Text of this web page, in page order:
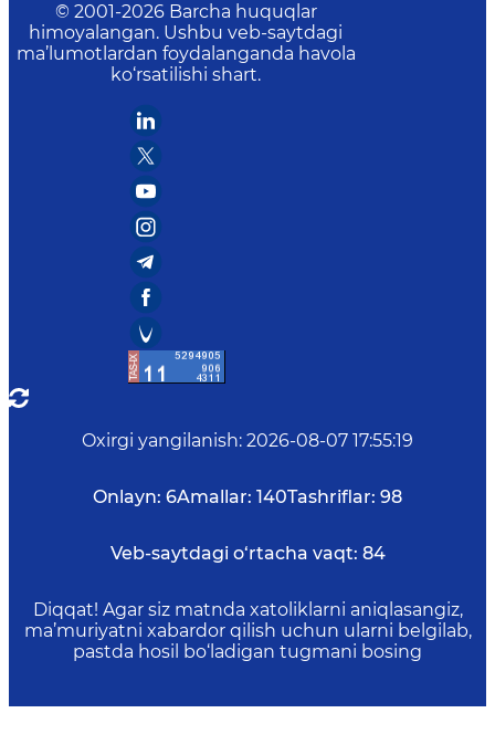
© 2001-2026 Barcha huquqlar
himoyalangan. Ushbu veb-saytdagi
ma’lumotlardan foydalanganda havola
ko‘rsatilishi shart.
Oxirgi yangilanish: 2026-08-07 17:55:19
Onlayn: 6Amallar: 140Tashriflar: 98
Veb-saytdagi o‘rtacha vaqt: 84
Diqqat! Agar siz matnda xatoliklarni aniqlasangiz,
ma’muriyatni xabardor qilish uchun ularni belgilab,
pastda hosil bo‘ladigan tugmani bosing